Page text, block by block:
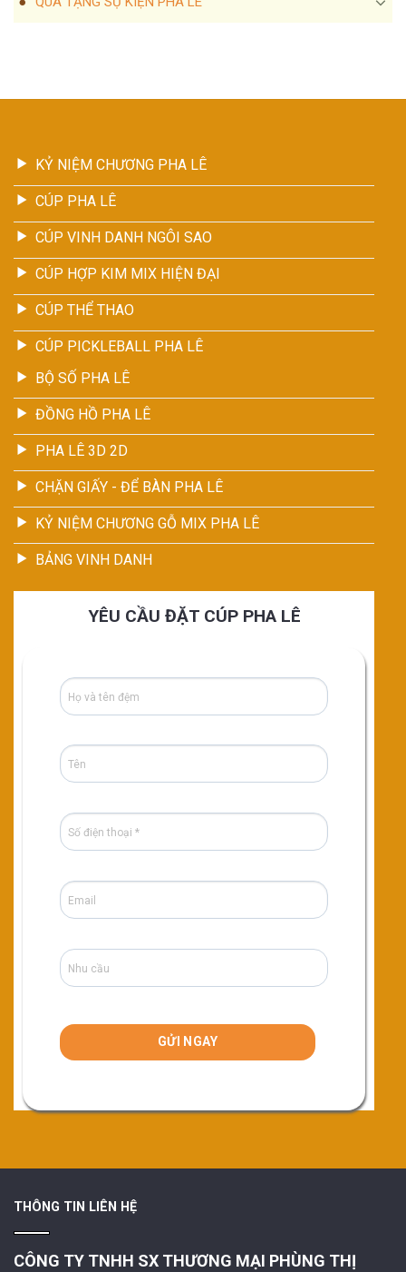
KỶ NIỆM CHƯƠNG PHA LÊ
CÚP PHA LÊ
CÚP VINH DANH NGÔI SAO
CÚP HỢP KIM MIX HIỆN ĐẠI
CÚP THỂ THAO
CÚP PICKLEBALL PHA LÊ
BỘ SỐ PHA LÊ
ĐỒNG HỒ PHA LÊ
PHA LÊ 3D 2D
CHẶN GIẤY - ĐỂ BÀN PHA LÊ
KỶ NIỆM CHƯƠNG GỖ MIX PHA LÊ
BẢNG VINH DANH
YÊU CẦU ĐẶT CÚP PHA LÊ
THÔNG TIN LIÊN HỆ
CÔNG TY TNHH SX THƯƠNG MẠI PHÙNG THỊ